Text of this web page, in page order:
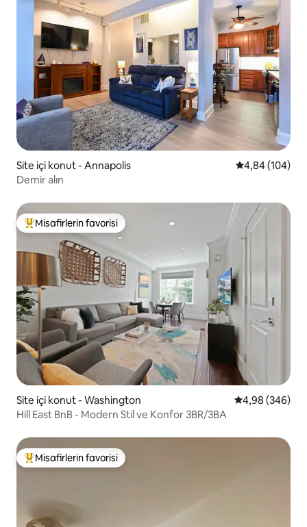
Site içi konut - Annapolis 5 üzerinden
4,84 (104)
Demir alın
Misafirlerin favorilerinden en beğenilenler arasında
Misafirlerin favorisi
Site içi konut - Washington 5 üzerinden
4,98 (346)
Hill East BnB - Modern Stil ve Konfor 3BR/3BA
Misafirlerin favorilerinden en beğenilenler arasında
Misafirlerin favorisi